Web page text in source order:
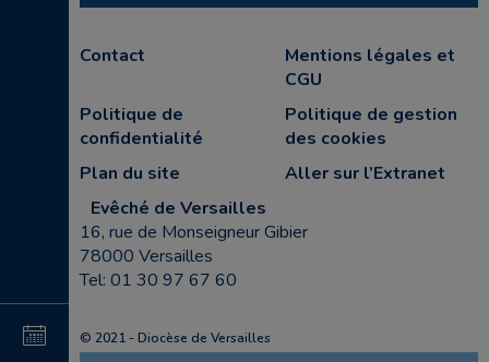
au
Contact
Mentions légales et
CGU
Politique de
confidentialité
Politique de gestion
des cookies
Plan du site
Aller sur l’Extranet
Evêché de Versailles
16, rue de Monseigneur Gibier
78000 Versailles
Tel: 01 30 97 67 60
© 2021 - Diocèse de Versailles